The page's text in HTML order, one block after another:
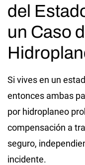
del
un Caso
Si vives en un
entonces ambas
por hidroplaneo
compensación a
seguro,
incidente.